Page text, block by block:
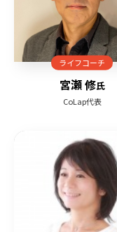
ライフコーチ
宮瀬 修氏
CoLap代表